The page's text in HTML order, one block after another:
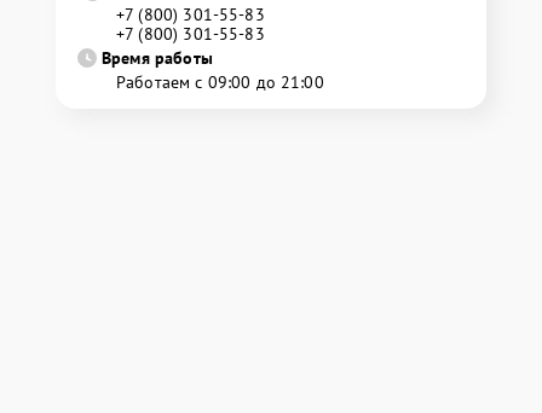
+7 (800) 301-55-83
+7 (800) 301-55-83
Время работы
Работаем с 09:00 до 21:00